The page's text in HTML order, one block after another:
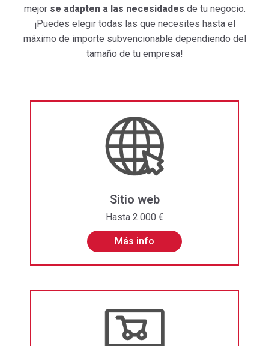
mejor se adapten a las necesidades de tu negocio.
¡Puedes elegir todas las que necesites hasta el
máximo de importe subvencionable dependiendo del
tamaño de tu empresa!
Sitio web
Hasta 2.000 €
Más info